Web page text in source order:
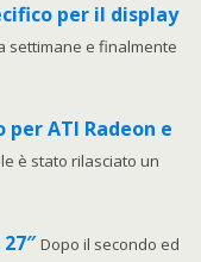
per il display
settimane e finalmente
ATI Radeon e
è stato rilasciato un
Dopo il secondo ed